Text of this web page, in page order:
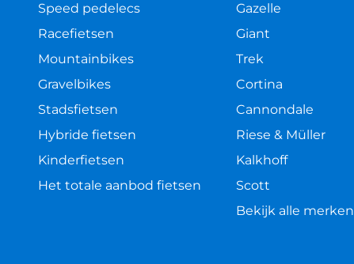
Speed pedelecs
Racefietsen
Mountainbikes
Gravelbikes
Stadsfietsen
Hybride fietsen
Kinderfietsen
Het totale aanbod fietsen
Gazelle
Giant
Trek
Cortina
Cannondale
Riese & Müller
Kalkhoff
Scott
Bekijk alle merken